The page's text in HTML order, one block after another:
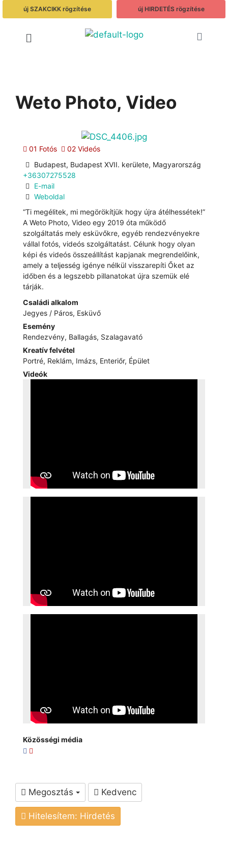
új SZAKCIKK rögzítése új HIRDETÉS rögzítése
Weto Photo, Video
01 Fotós
02 Videós
Budapest, Budapest XVII. kerülete, Magyarország
+36307275528
E-mail
Weboldal
“Ti megélitek, mi megörökítjük hogy újra átélhessétek!”
A Weto Photo, Video egy 2019 óta működő
szolgáltatás mely esküvőkre, egyéb rendezvényekre
vállal fotós, videós szolgáltatást. Célunk hogy olyan
képi és videós összeállítást kapjanak megrendelőink,
amely a teljesség igénye nélkül visszarepíti Őket az
időben és a legszebb pillanatokat újra szemük elé
tárják.
Családi alkalom
Jegyes / Páros, Esküvő
Esemény
Rendezvény, Ballagás, Szalagavató
Kreatív felvétel
Portré, Reklám, Imázs, Enteriőr, Épület
Videók
Közösségi média
Megosztás Kedvenc
Hitelesítem: Hirdetés